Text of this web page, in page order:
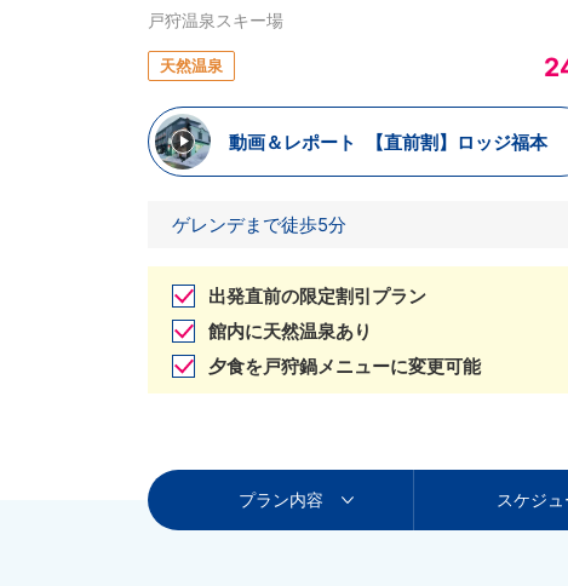
戸狩温泉スキー場
天然温泉
動画＆レポート 【直前割】ロッジ福本
ゲレンデまで徒歩5分
出発直前の限定割引プラン
館内に天然温泉あり
夕食を戸狩鍋メニューに変更可能
プラン内容 スケジ